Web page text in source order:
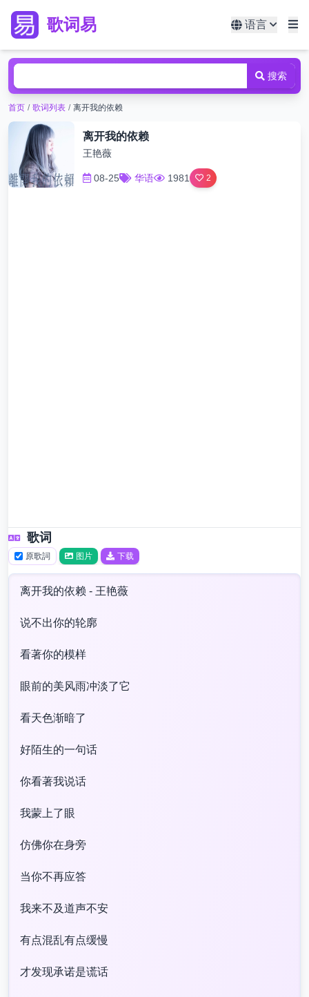
歌词易 语言
搜索
首页 / 歌词列表 / 离开我的依赖
离开我的依赖
王艳薇
08-25 华语 1981 2
歌词
原歌詞 图片 下载
离开我的依赖 - 王艳薇
说不出你的轮廓
看著你的模样
眼前的美风雨冲淡了它
看天色渐暗了
好陌生的一句话
你看著我说话
我蒙上了眼
仿佛你在身旁
当你不再应答
我来不及道声不安
有点混乱有点缓慢
才发现承诺是谎话